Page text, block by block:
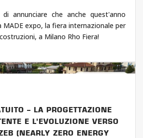
annunciare che anche quest'anno
MADE expo, la fiera internazionale per
a Milano Rho Fiera!
– LA PROGETTAZIONE
E L’EVOLUZIONE VERSO
(NEARLY ZERO ENERGY